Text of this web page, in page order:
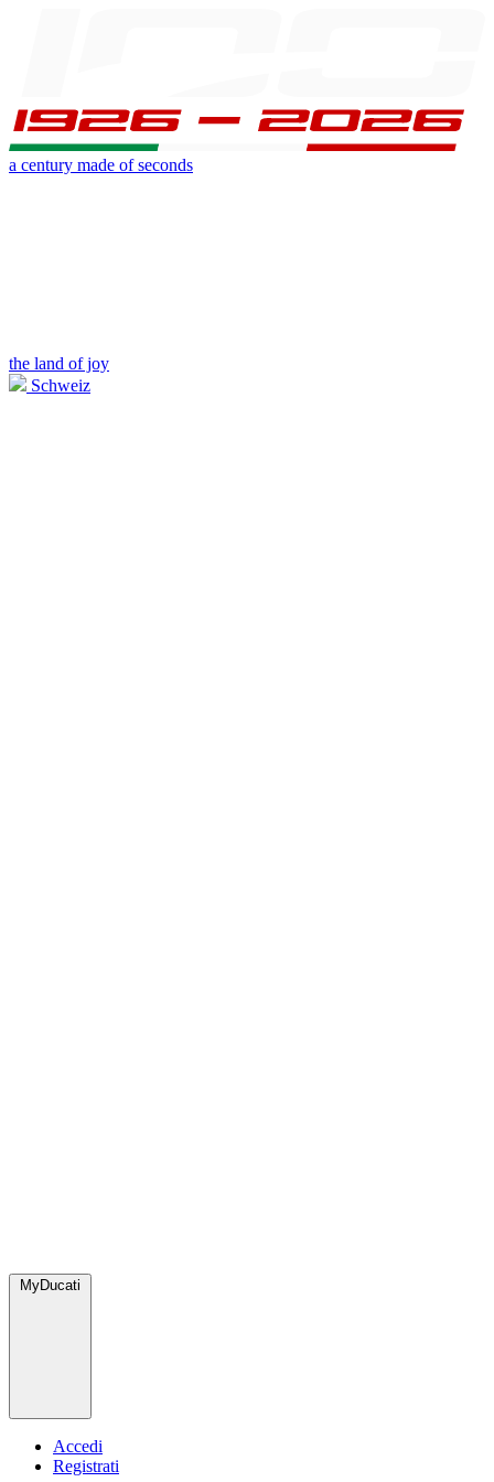
a century made of seconds
the land of joy
Schweiz
MyDucati
Accedi
Registrati